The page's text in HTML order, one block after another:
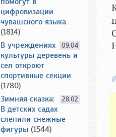
цифровизации
чувашского языка
(1814)
09.04
В учреждениях
культуры деревень и
сел откроют
спортивные секции
(1780)
28.02
Зимняя сказка:
В детских садах
слепили снежные
фигуры (1544)